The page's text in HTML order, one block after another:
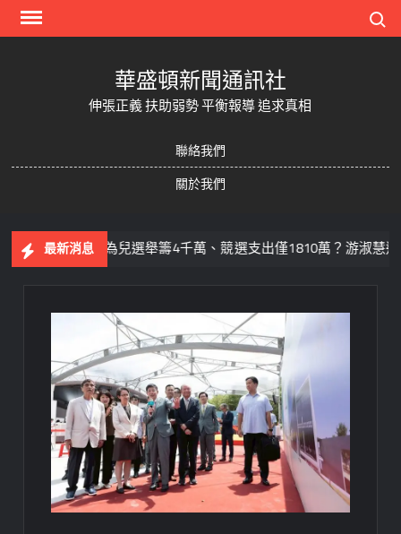
Skip
華盛頓新聞通訊社
伸張正義 扶助弱勢 平衡報導 追求真相
聯絡我們
關於我們
最新消息
父為兒選舉籌4千萬、競選支出僅1810萬？游淑慧追問鄭